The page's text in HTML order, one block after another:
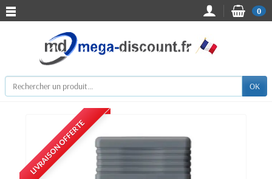
0
OK
LIVRAISON OFFERTE